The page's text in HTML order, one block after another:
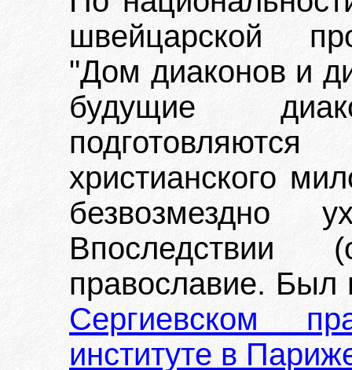
швейцарской
"Дом диаконов и
будущие
христианского
безвозмездно
православие.
Сергиевском
институте в